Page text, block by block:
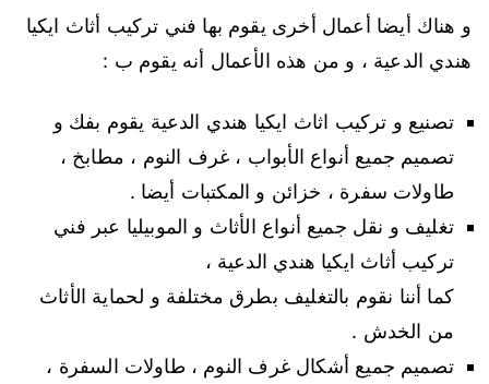
و هناك أيضا أعمال أخرى يقوم بها فني تركيب أثاث ايكيا
هندي الدعية ، و من هذه الأعمال أنه يقوم ب :
تصنيع و تركيب اثاث ايكيا هندي الدعية يقوم بفك و
تصميم جميع أنواع الأبواب ، غرف النوم ، مطابخ ،
طاولات سفرة ، خزائن و المكتبات أيضا .
تغليف و نقل جميع أنواع الأثاث و الموبيليا عبر فني
تركيب أثاث ايكيا هندي الدعية ،
كما أننا نقوم بالتغليف بطرق مختلفة و لحماية الأثاث
من الخدش .
تصميم جميع أشكال غرف النوم ، طاولات السفرة ،